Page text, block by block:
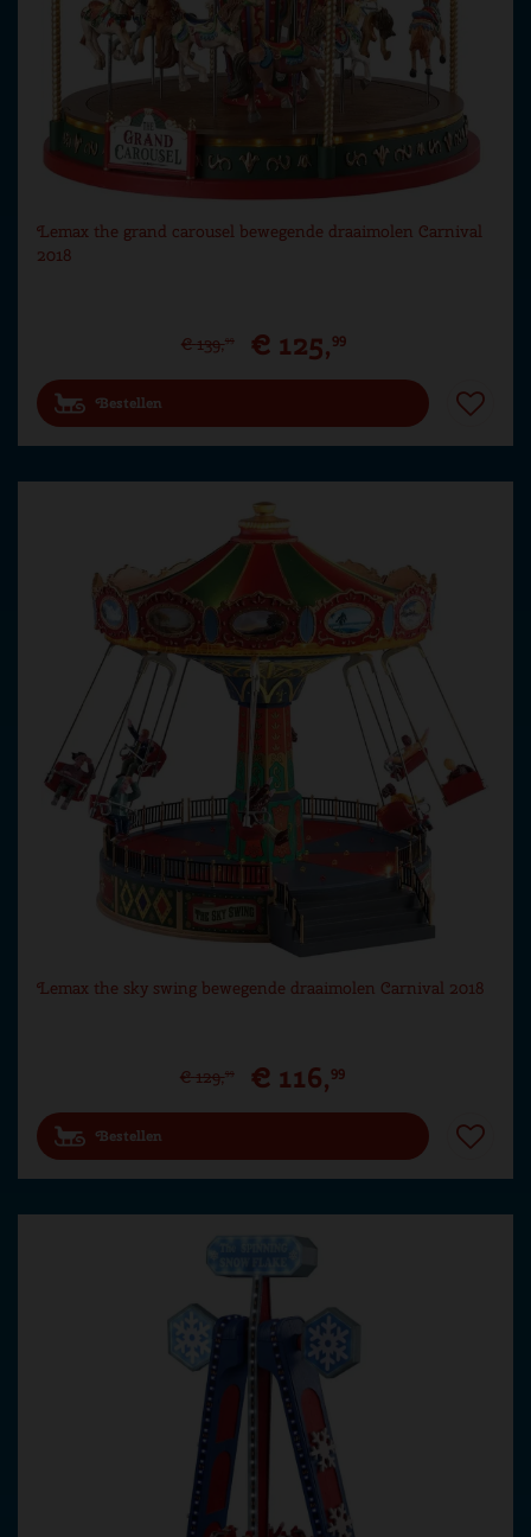
Lemax the grand carousel bewegende draaimolen Carnival
2018
€ 139,99 € 125,99
Bestellen
Lemax the sky swing bewegende draaimolen Carnival 2018
€ 129,99 € 116,99
Bestellen